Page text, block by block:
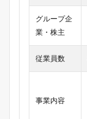
グループ企
業・株主
従業員数
事業内容